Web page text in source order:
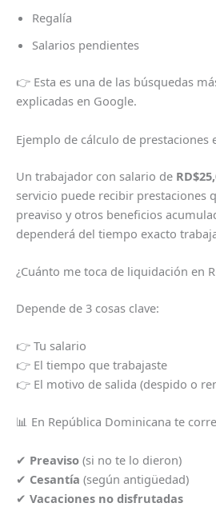
Regalía
Salarios pendientes
👉 Esta es una de las búsquedas
explicadas en Google.
Ejemplo de cálculo de prestaciones
Un trabajador con salario de
servicio puede recibir prestaciones
preaviso y otros beneficios
dependerá del tiempo exacto
¿Cuánto me toca de liquidación en
Depende de 3 cosas clave:
👉 Tu salario
👉 El tiempo que trabajaste
👉 El motivo de salida (despido o
📊 En República Dominicana te
✔ Preaviso (si no te lo dieron)
✔ Cesantía (según antigüedad)
✔ Vacaciones no disfrutadas